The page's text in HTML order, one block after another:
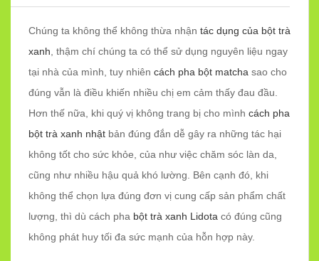
Chúng ta không thể không thừa nhận tác dụng của bột trà
xanh , thậm chí chúng ta có thể sử dụng nguyên liệu ngay
tại nhà của mình, tuy nhiên cách pha bột matcha sao cho
đúng vẫn là điều khiến nhiều chị em cảm thấy đau đầu.
Hơn thế nữa, khi quý vị không trang bị cho mình cách pha
bột trà xanh nhật bản đúng đắn dễ gây ra những tác hại
không tốt cho sức khỏe, của như việc chăm sóc làn da,
cũng như nhiều hậu quả khó lường. Bên cạnh đó, khi
không thể chọn lựa đúng đơn vị cung cấp sản phẩm chất
lượng, thì dù cách pha bột trà xanh Lidota có đúng cũng
không phát huy tối đa sức mạnh của hỗn hợp này.